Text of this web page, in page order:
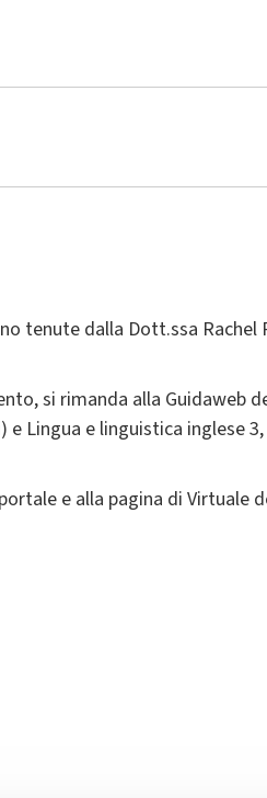
tenute dalla Dott.ssa Rachel
si rimanda alla Guidaweb
Lingua e linguistica inglese
e alla pagina di Virtuale